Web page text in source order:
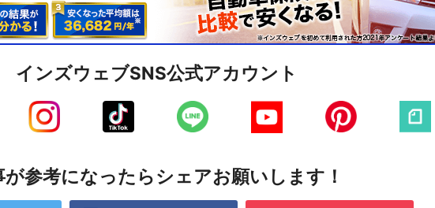
インズウェブSNS公式アカウント
が参考になったらシェアお願いします！